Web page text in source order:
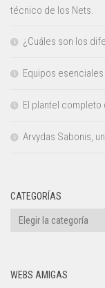
técnico de los Nets.
¿Cuáles son los
Equipos
El plantel completo
Arvydas Sabonis,
CATEGORÍAS
Categorías
WEBS AMIGAS